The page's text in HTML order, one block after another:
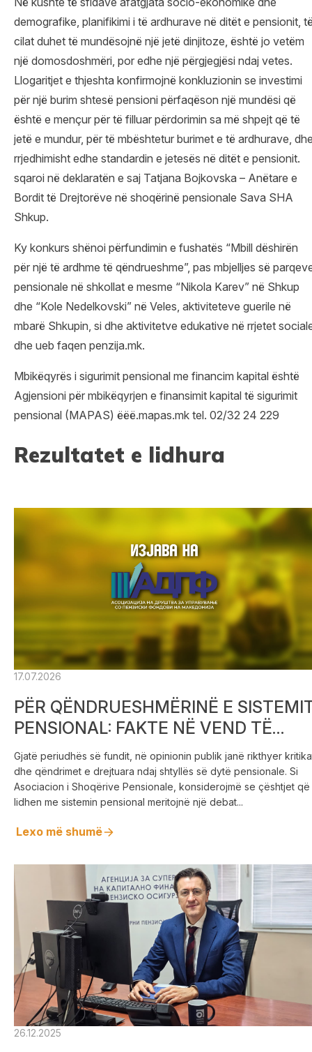
demografike, planifikimi i të ardhurave në ditët e pensionit,
cilat duhet të mundësojnë një jetë dinjitoze, është jo vetëm
një domosdoshmëri, por edhe një përgjegjësi ndaj vetes.
Llogaritjet e thjeshta konfirmojnë konkluzionin se investimi
për një burim shtesë pensioni përfaqëson një mundësi që
është e mençur për të filluar përdorimin sa më shpejt që të
jetë e mundur, për të mbështetur burimet e të ardhurave,
rrjedhimisht edhe standardin e jetesës në ditët e pensionit.
sqaroi në deklaratën e saj Tatjana Bojkovska – Anëtare e
Bordit të Drejtorëve në shoqërinë pensionale Sava SHA
Shkup.
Ky konkurs shënoi përfundimin e fushatës “Mbill dëshirën
për një të ardhme të qëndrueshme”, pas mbjelljes së
pensionale në shkollat e mesme “Nikola Karev” në Shkup
dhe “Kole Nedelkovski” në Veles, aktiviteteve guerile në
mbarë Shkupin, si dhe aktivitetve edukative në rrjetet
dhe ueb faqen penzija.mk.
Mbikëqyrës i sigurimit pensional me financim kapital është
Agjensioni për mbikëqyrjen e finansimit kapital të sigurimit
pensional (MAPAS) ëëë.mapas.mk tel. 02/32 24 229
Rezultatet e lidhura
17.07.2026
PËR QËNDRUESHMËRINË E
PENSIONAL: FAKTE NË VEND TË
PERCEPTIMEVE – QËNDRIMET E
ASOCIACIONIT TË SHOQËRIVE
PENSIONALE
Gjatë periudhës së fundit, në opinionin publik janë rikthyer
dhe qëndrimet e drejtuara ndaj shtyllës së dytë pensionale. Si
Asociacion i Shoqërive Pensionale, konsiderojmë se çështjet që
lidhen me sistemin pensional meritojnë një debat...
Lexo më shumë
26.12.2025